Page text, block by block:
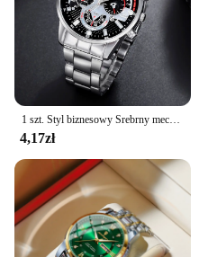
1 szt. Styl biznesowy Srebrny mechaniczny design Męski zegarek kwarcowy ze stopu z kalendarzem wybrany zegarek na prezent
4,17zł